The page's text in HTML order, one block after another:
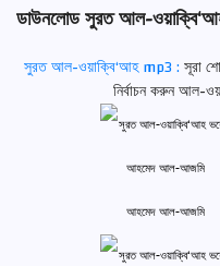
ডাউনলোড সুরত আল-
সুরত আল-ওয়াক্বি‘আহ mp3 :সূরা
নির্বাচন করুন আল-
আহমেদ আল-আজমি